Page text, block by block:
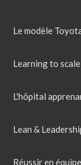
Le modèle
Réussir en